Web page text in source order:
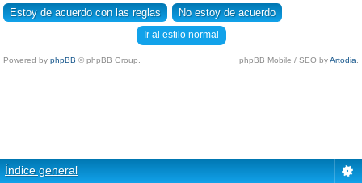
Ir al estilo normal
Powered by phpBB © phpBB Group. phpBB Mobile / SEO byArtodia
Índice general